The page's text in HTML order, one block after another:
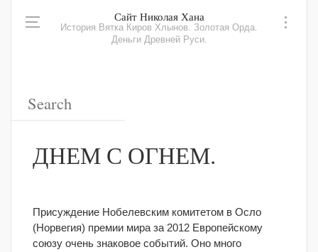
Сайт Николая Хана
История Вятка Киров Хлынов. Золотая Орда.
Деньги Древней Руси.
ДНЕМ С ОГНЕМ.
Присуждение Нобелевским комитетом в Осло
(Норвегия) премии мира за 2012 Европейскому
союзу очень знаковое событий. Оно много